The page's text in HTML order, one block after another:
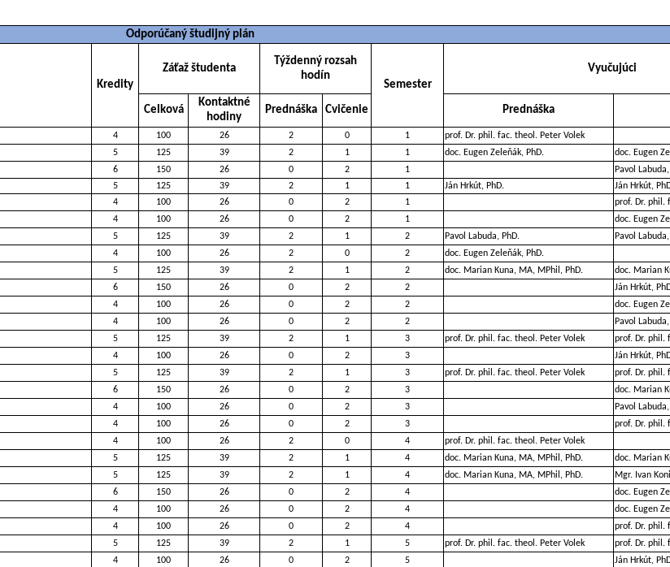
Odporúčaný študijný plán
Kredity
Záťaž študenta
Týždenný rozsah
hodín
Semester
Vyučujúci
Celková
Kontaktné
hodiny
Prednáška Cvičenie Prednáška
4 100 26 2 0 1
prof. Dr. phil. fac. theol. Peter Volek
5 125 39 2 1 1 doc. Eugen Zeleňák, PhD.
doc. Eugen
6 150 26 0 2 1
Pavol
5 125 39 2 1 1 Ján Hrkút, PhD.
Ján Hrkút,
4 100 26 0 2 1
prof. Dr. phil.
4 100 26 0 2 1
doc. Eugen
5 125 39 2 1 2 Pavol Labuda, PhD.
Pavol
4 100 26 2 0 2
doc. Eugen Zeleňák, PhD.
5 125 39 2 1 2 doc. Marian Kuna, MA, MPhil, PhD.
doc. Marian
6 150 26 0 2 2
Ján Hrkút,
4 100 26 0 2 2
doc. Eugen
4 100 26 0 2 2
Pavol
5 125 39 2 1 3 prof. Dr. phil. fac. theol. Peter Volek
prof. Dr. phil.
4 100 26 0 2 3
Ján Hrkút,
5 125 39 2 1 3 prof. Dr. phil. fac. theol. Peter Volek
prof. Dr. phil.
6 150 26 0 2 3
doc. Marian
4 100 26 0 2 3
Pavol
4 100 26 0 2 3
prof. Dr. phil.
4 100 26 2 0 4
prof. Dr. phil. fac. theol. Peter Volek
5 125 39 2 1 4 doc. Marian Kuna, MA, MPhil, PhD.
doc. Marian
5 125 39 2 1 4 doc. Marian Kuna, MA, MPhil, PhD.
Mgr. Ivan
6 150 26 0 2 4
doc. Eugen
4 100 26 0 2 4
doc. Eugen
4 100 26 0 2 4
prof. Dr. phil.
5 125 39 2 1 5 prof. Dr. phil. fac. theol. Peter Volek
prof. Dr. phil.
4 100 26 0 2 5
Ján Hrkút,